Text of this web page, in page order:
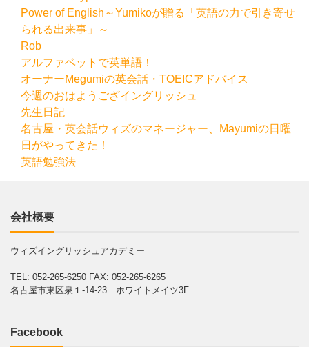
Power of English～Yumikoが贈る「英語の力で引き寄せ
られる出来事」～
Rob
アルファベットで英単語！
オーナーMegumiの英会話・TOEICアドバイス
今週のおはようござイングリッシュ
先生日記
名古屋・英会話ウィズのマネージャー、Mayumiの日曜
日がやってきた！
英語勉強法
会社概要
ウィズイングリッシュアカデミー
TEL: 052-265-6250 FAX: 052-265-6265
名古屋市東区泉１-14-23 ホワイトメイツ3F
Facebook